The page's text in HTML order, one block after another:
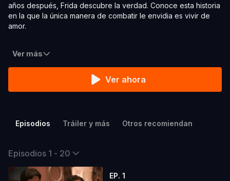
años después, Frida descubre la verdad. Conoce esta historia
en la que la única manera de combatir le envidia es vivir de
amor.
Ver más
Ver ahora
Episodios Tráiler y más Otros recomiendan
Episodios 1 - 20
EP. 1